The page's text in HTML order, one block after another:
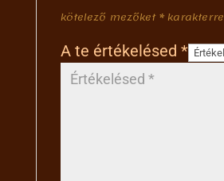
kötelező mezőket*
A te értékelésed *